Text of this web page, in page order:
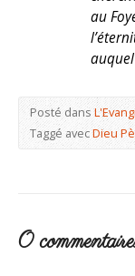
au
Posté dans
Taggé avecDieu
0